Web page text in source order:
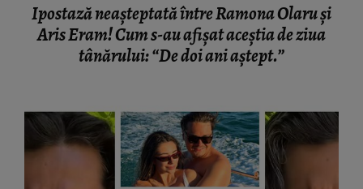
Ipostază neașteptată între Ramona Olaru și
Aris Eram! Cum s-au afișat aceștia de ziua
tânărului: “De doi ani aștept.”